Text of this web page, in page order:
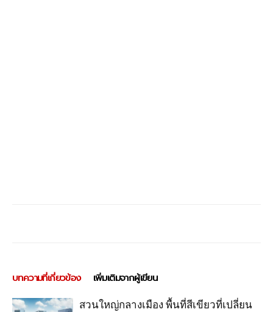
บทความที่เกี่ยวข้อง เพิ่มเติมจากผู้เขียน
สวนใหญ่กลางเมือง พื้นที่สีเขียวที่เปลี่ยน